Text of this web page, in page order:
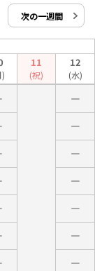
次の一週間
11
(祝)
12
(水)